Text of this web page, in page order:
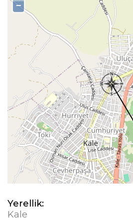
−
Yerellik:
Kale